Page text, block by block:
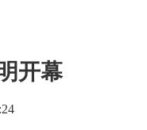
开幕